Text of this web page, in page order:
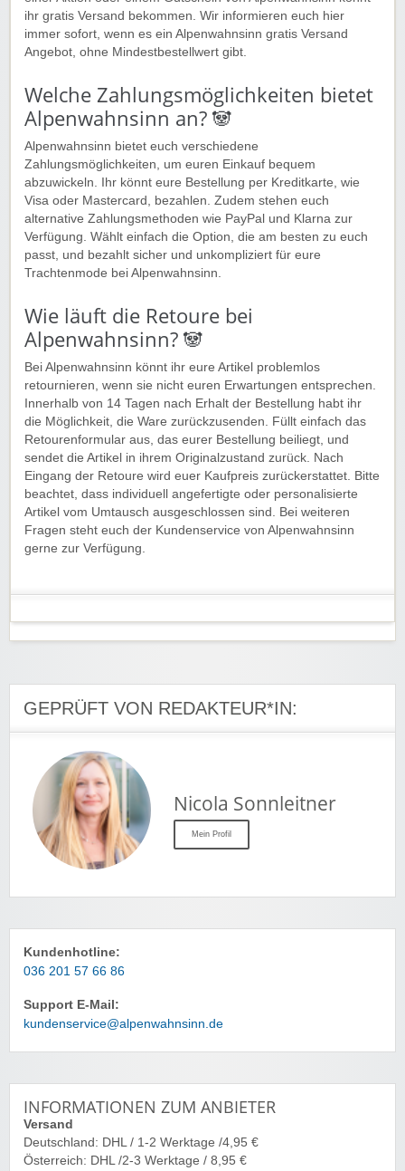
ihr gratis Versand bekommen. Wir informieren euch hier
immer sofort, wenn es ein Alpenwahnsinn gratis Versand
Angebot, ohne Mindestbestellwert gibt.
Welche Zahlungsmöglichkeiten bietet
Alpenwahnsinn an? 🐼
Alpenwahnsinn bietet euch verschiedene
Zahlungsmöglichkeiten, um euren Einkauf bequem
abzuwickeln. Ihr könnt eure Bestellung per Kreditkarte, wie
Visa oder Mastercard, bezahlen. Zudem stehen euch
alternative Zahlungsmethoden wie PayPal und Klarna zur
Verfügung. Wählt einfach die Option, die am besten zu euch
passt, und bezahlt sicher und unkompliziert für eure
Trachtenmode bei Alpenwahnsinn.
Wie läuft die Retoure bei
Alpenwahnsinn? 🐼
Bei Alpenwahnsinn könnt ihr eure Artikel problemlos
retournieren, wenn sie nicht euren Erwartungen entsprechen.
Innerhalb von 14 Tagen nach Erhalt der Bestellung habt ihr
die Möglichkeit, die Ware zurückzusenden. Füllt einfach das
Retourenformular aus, das eurer Bestellung beiliegt, und
sendet die Artikel in ihrem Originalzustand zurück. Nach
Eingang der Retoure wird euer Kaufpreis zurückerstattet. Bitte
beachtet, dass individuell angefertigte oder personalisierte
Artikel vom Umtausch ausgeschlossen sind. Bei weiteren
Fragen steht euch der Kundenservice von Alpenwahnsinn
gerne zur Verfügung.
GEPRÜFT VON REDAKTEUR*IN:
Nicola Sonnleitner
Mein Profil
Kundenhotline:
036 201 57 66 86
Support E-Mail:
kundenservice@alpenwahnsinn.de
INFORMATIONEN ZUM ANBIETER
Versand
Deutschland: DHL / 1-2 Werktage /4,95 €
Österreich: DHL /2-3 Werktage / 8,95 €